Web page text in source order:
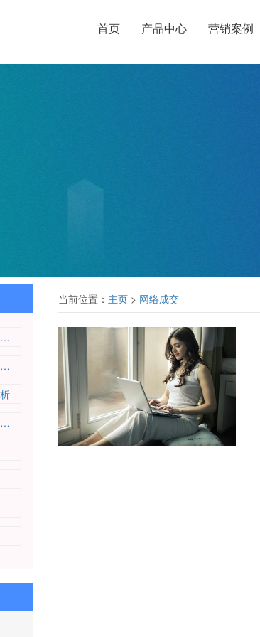
首页 产品中心 营销案例
当前位置： 主页 > 网络成交
百度店铺会员，百度营销，百度推广，企业推广，公司营销推广
百度店铺会员，百度营销，百度推广，企业推广，公司营销推广
搜索引擎工作原理